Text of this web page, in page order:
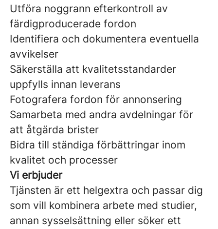
Utföra noggrann efterkontroll av
färdigproducerade fordon
Identifiera och dokumentera eventuella
avvikelser
Säkerställa att kvalitetsstandarder
uppfylls innan leverans
Fotografera fordon för annonsering
Samarbeta med andra avdelningar för
att åtgärda brister
Bidra till ständiga förbättringar inom
kvalitet och processer
Vi erbjuder
Tjänsten är ett helgextra och passar dig
som vill kombinera arbete med studier,
annan sysselsättning eller söker ett